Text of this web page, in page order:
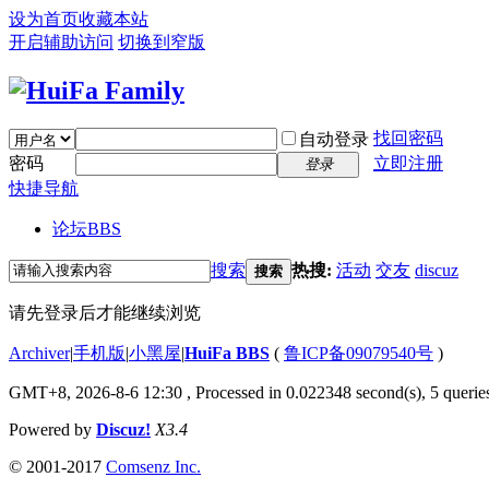
设为首页收藏本站
开启辅助访问 切换到窄版
自动登录 找回密码
密码
登录
立即注册
快捷导航
论坛BBS
搜索 搜索 热搜: 活动 交友 discuz
请先登录后才能继续浏览
Archiver|手机版|小黑屋|HuiFa BBS ( 鲁ICP备09079540号 )
GMT+8, 2026-8-6 12:30 , Processed in 0.022348 second(s), 5
Powered by Discuz! X3.4
© 2001-2017 Comsenz Inc.